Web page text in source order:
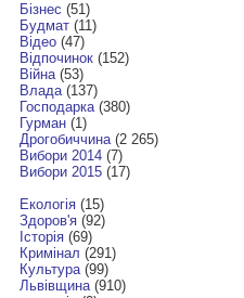
Бізнес (51)
Будмат(11)
Відео(47)
Відпочинок(152)
Війна(53)
Влада(137)
Господарка(380)
Гурман(1)
Дрогобиччина(2 265)
Вибори 2014(7)
Вибори 2015(17)
Екологія(15)
Здоров'я(92)
Історія(69)
Кримінал (291)
Культура(99)
Львівщина(910)